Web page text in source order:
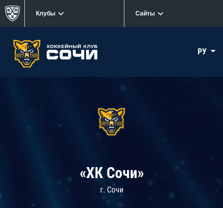
Клубы Сайты
РУ
«ХК Сочи»
г. Сочи